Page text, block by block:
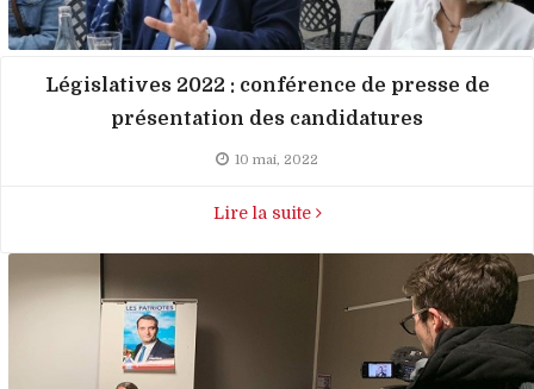
Législatives 2022 : conférence de presse de
présentation des candidatures
10 mai, 2022
Lire la suite